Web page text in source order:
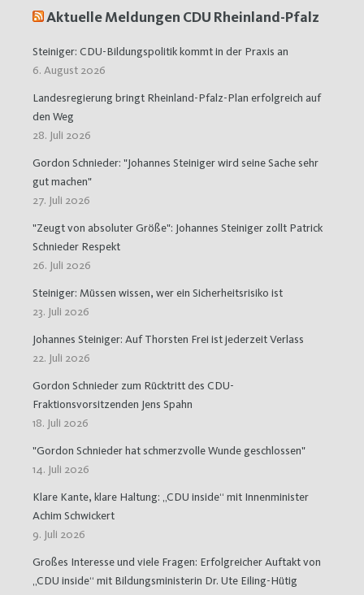
Aktuelle Meldungen CDU Rheinland-Pfalz
Steiniger: CDU-Bildungspolitik kommt in der Praxis an
6. August 2026
Landesregierung bringt Rheinland-Pfalz-Plan erfolgreich auf
den Weg
28. Juli 2026
Gordon Schnieder: "Johannes Steiniger wird seine Sache sehr
gut machen"
27. Juli 2026
"Zeugt von absoluter Größe": Johannes Steiniger zollt Patrick
Schnieder Respekt
26. Juli 2026
Steiniger: Müssen wissen, wer ein Sicherheitsrisiko ist
23. Juli 2026
Johannes Steiniger: Auf Thorsten Frei ist jederzeit Verlass
22. Juli 2026
Gordon Schnieder zum Rücktritt des CDU-
Fraktionsvorsitzenden Jens Spahn
18. Juli 2026
"Gordon Schnieder hat schmerzvolle Wunde geschlossen"
14. Juli 2026
Klare Kante, klare Haltung: „CDU inside“ mit Innenminister
Achim Schwickert
9. Juli 2026
Großes Interesse und viele Fragen: Erfolgreicher Auftakt von
„CDU inside“ mit Bildungsministerin Dr. Ute Eiling-Hütig